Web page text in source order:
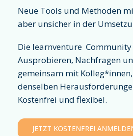
Neue Tools und Methoden
aber unsicher in der
Die learnventure
Ausprobieren, Nachfragen
gemeinsam mit
denselben
Kostenfrei und flexibel.
JETZT KOSTENFREI